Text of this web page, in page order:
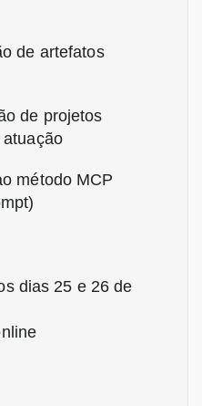
de artefatos
de projetos
método MCP
dias 25 e 26 de